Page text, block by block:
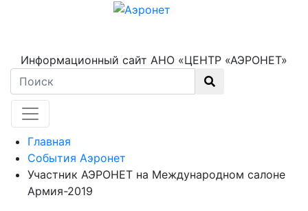
Информационный сайт АНО «ЦЕНТР «АЭРОНЕТ»
Главная
События Аэронет
Участник АЭРОНЕТ на Международном салоне
Армия-2019